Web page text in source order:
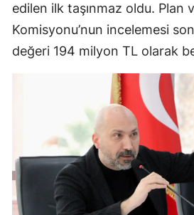
edilen ilk taşınmaz oldu. Plan
Komisyonu’nun incelemesi
değeri 194 milyon TL olarak